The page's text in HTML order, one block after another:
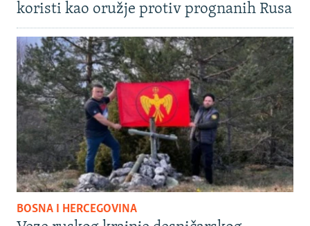
koristi kao oružje protiv prognanih Rusa
BOSNA I HERCEGOVINA